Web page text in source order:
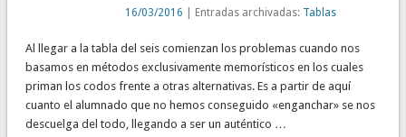
16/03/2016 | Entradas archivadas: Tablas
Al llegar a la tabla del seis comienzan los problemas cuando nos
basamos en métodos exclusivamente memorísticos en los cuales
priman los codos frente a otras alternativas. Es a partir de aquí
cuanto el alumnado que no hemos conseguido «enganchar» se nos
descuelga del todo, llegando a ser un auténtico …